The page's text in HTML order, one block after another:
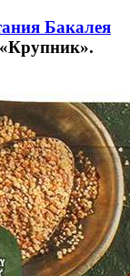
Бакалея